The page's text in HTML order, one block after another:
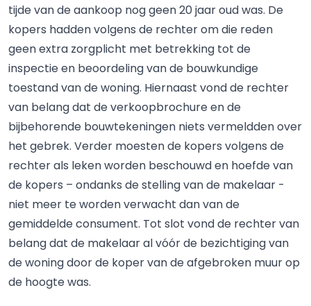
tijde van de aankoop nog geen 20 jaar oud was. De
kopers hadden volgens de rechter om die reden
geen extra zorgplicht met betrekking tot de
inspectie en beoordeling van de bouwkundige
toestand van de woning. Hiernaast vond de rechter
van belang dat de verkoopbrochure en de
bijbehorende bouwtekeningen niets vermeldden over
het gebrek. Verder moesten de kopers volgens de
rechter als leken worden beschouwd en hoefde van
de kopers – ondanks de stelling van de makelaar -
niet meer te worden verwacht dan van de
gemiddelde consument. Tot slot vond de rechter van
belang dat de makelaar al vóór de bezichtiging van
de woning door de koper van de afgebroken muur op
de hoogte was.